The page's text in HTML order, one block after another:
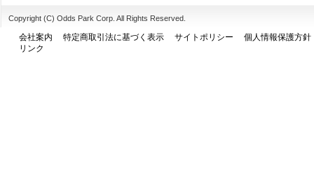
Copyright (C) Odds Park Corp. All Rights Reserved.
会社案内 特定商取引法に基づく表示 サイトポリシー
個人情報保護方針
リンク